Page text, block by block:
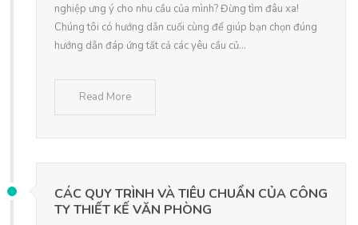
nghiệp ưng ý cho nhu cầu của mình? Đừng tìm đâu xa!
Chúng tôi có hướng dẫn cuối cùng để giúp bạn chọn đúng
hướng dẫn đáp ứng tất cả các yêu cầu củ...
Read More
CÁC QUY TRÌNH VÀ TIÊU CHUẨN CỦA CÔNG
TY THIẾT KẾ VĂN PHÒNG